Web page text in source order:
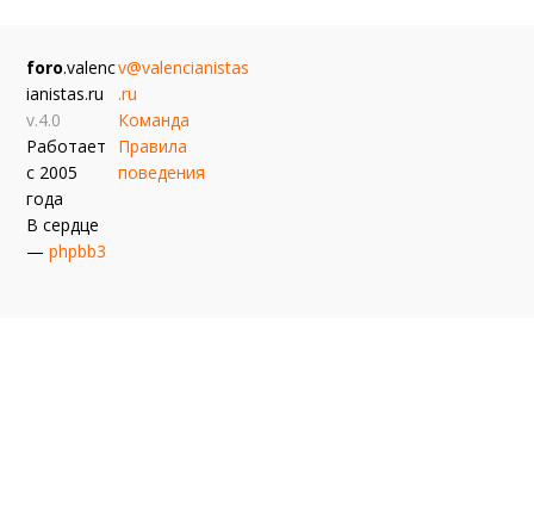
foro.valenc
ianistas.ru
v.4.0
Работает
с 2005
года
В сердце
—phpbb3
v@valencianistas
.ru
Команда
Правила
поведения